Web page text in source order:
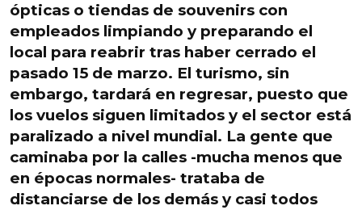
ópticas o tiendas de souvenirs con
empleados limpiando y preparando el
local para reabrir tras haber cerrado el
pasado 15 de marzo. El turismo, sin
embargo, tardará en regresar, puesto que
los vuelos siguen limitados y el sector está
paralizado a nivel mundial. La gente que
caminaba por la calles -mucha menos que
en épocas normales- trataba de
distanciarse de los demás y casi todos